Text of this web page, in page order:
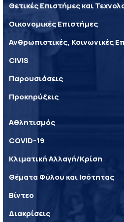
Θετικές Επιστήμες και
Οικονομικές Επιστήμες
Ανθρωπιστικές, Κοινωνικές
CIVIS
Παρουσιάσεις
Προκηρύξεις
Αθλητισμός
COVID-19
Κλιματική Αλλαγή/Κρίση
Θέματα Φύλου και Ισότητας
Βίντεο
Διακρίσεις